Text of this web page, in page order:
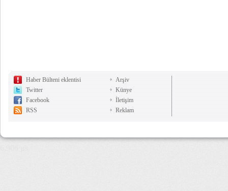
Haber Bülteni eklentisi
Twitter
Facebook
RSS
Arşiv
Künye
İletişim
Reklam